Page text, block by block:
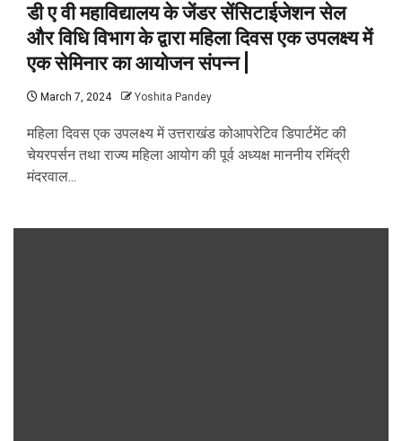
डी ए वी महाविद्यालय के जेंडर सेंसिटाईजेशन सेल
और विधि विभाग के द्वारा महिला दिवस एक उपलक्ष्य में
एक सेमिनार का आयोजन संपन्न |
March 7, 2024 Yoshita Pandey
महिला दिवस एक उपलक्ष्य में उत्तराखंड कोआपरेटिव डिपार्टमेंट की
चेयरपर्सन तथा राज्य महिला आयोग की पूर्व अध्यक्ष माननीय रमिंद्री
मंदरवाल...